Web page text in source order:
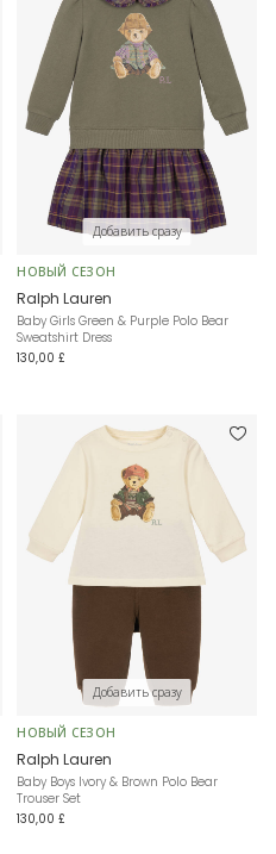
Добавить сразу
НОВЫЙ СЕЗОН
Ralph Lauren
Baby Girls Green & Purple Polo Bear
Sweatshirt Dress
130,00 £
Добавить сразу
НОВЫЙ СЕЗОН
Ralph Lauren
Baby Boys Ivory & Brown Polo Bear
Trouser Set
130,00 £